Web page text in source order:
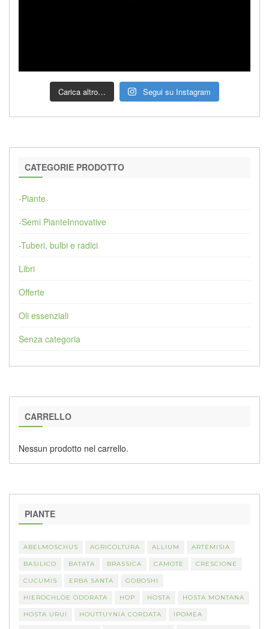
Carica altro… Segui su Instagram
CATEGORIE PRODOTTO
-Piante
-Semi PianteInnovative
-Tuberi, bulbi e radici
Libri
Offerte
Oli essenziali
Senza categoria
CARRELLO
Nessun prodotto nel carrello.
PIANTE
ABELMOSCHUS AGRICOLTURA ALLIUM ARTEMISIA
BASILICO BATATA BRASSICA CAMOTE CRESCIONE
CUCUMIS ERBA SANTA GOBOSHI
HIEROCHLOE ODORATA HOP HOSTA HOSTA MONTANA
HOSTA URUI HOUTTUYNIA CORDATA IPOMEA